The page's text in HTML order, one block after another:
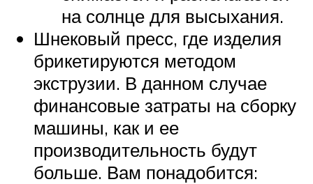
на солнце для высыхания.
Шнековый пресс, где изделия
брикетируются методом
экструзии. В данном случае
финансовые затраты на сборку
машины, как и ее
производительность будут
больше. Вам понадобится: